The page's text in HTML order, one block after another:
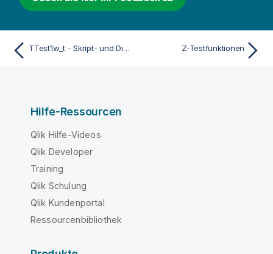
TTest1w_t - Skript- und Diagrammfunktion Z-Testfunktionen
Hilfe-Ressourcen
Qlik Hilfe-Videos
Qlik Developer
Training
Qlik Schulung
Qlik Kundenportal
Ressourcenbibliothek